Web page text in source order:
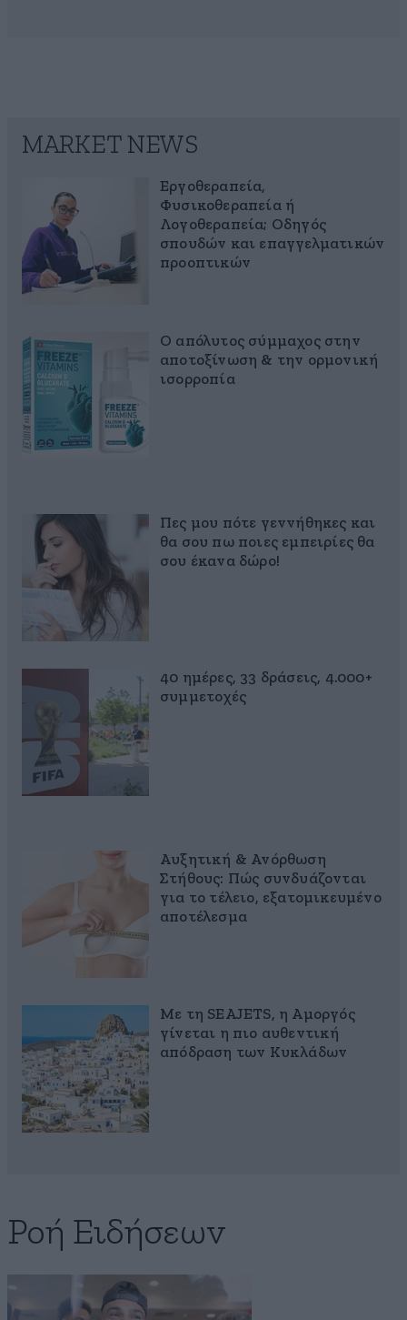
MARKET NEWS
Εργοθεραπεία,
Φυσικοθεραπεία ή
Λογοθεραπεία; Οδηγός
σπουδών και επαγγελματικών
προοπτικών
Ο απόλυτος σύμμαχος στην
αποτοξίνωση & την ορμονική
ισορροπία
Πες μου πότε γεννήθηκες και
θα σου πω ποιες εμπειρίες θα
σου έκανα δώρο!
40 ημέρες, 33 δράσεις, 4.000+
συμμετοχές
Αυξητική & Ανόρθωση
Στήθους: Πώς συνδυάζονται
για το τέλειο, εξατομικευμένο
αποτέλεσμα
Με τη SEAJETS, η Αμοργός
γίνεται η πιο αυθεντική
απόδραση των Κυκλάδων
Ροή Ειδήσεων